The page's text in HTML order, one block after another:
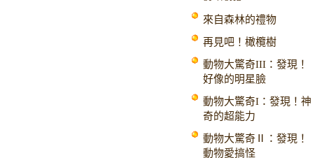
來自森林的禮物
再見吧！橄欖樹
動物大驚奇III：發現！
好像的明星臉
動物大驚奇I：發現！神
奇的超能力
動物大驚奇Ⅱ：發現！
動物愛搞怪